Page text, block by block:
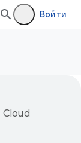
Войти
Cloud